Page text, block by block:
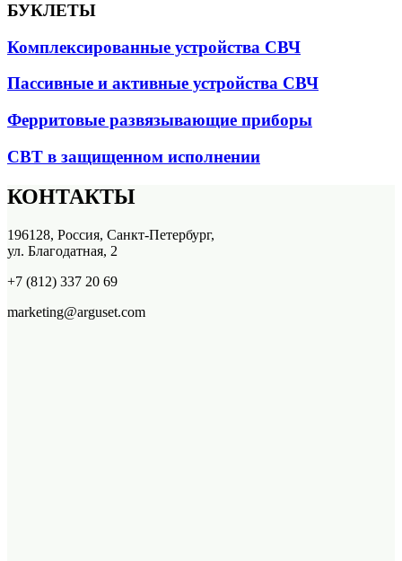
БУКЛЕТЫ
Комплексированные устройства СВЧ
Пассивные и активные устройства СВЧ
Ферритовые развязывающие приборы
СВТ в защищенном исполнении
КОНТАКТЫ
196128, Россия, Санкт-Петербург,
ул. Благодатная, 2
+7 (812) 337 20 69
marketing@arguset.com